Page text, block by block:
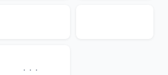
...